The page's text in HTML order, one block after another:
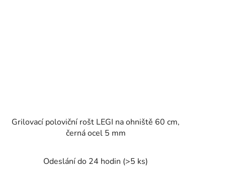
Grilovací poloviční rošt LEGI na ohniště 60 cm,
černá ocel 5 mm
Odeslání do 24 hodin (>5 ks)